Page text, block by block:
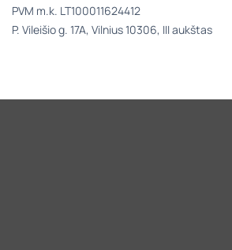
PVM m.k. LT100011624412
P. Vileišio g. 17A, Vilnius 10306, III aukštas